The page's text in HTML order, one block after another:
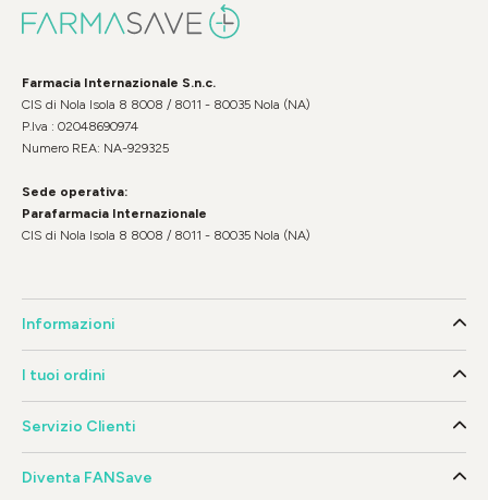
Farmacia Internazionale S.n.c.
CIS di Nola Isola 8 8008 / 8011 - 80035 Nola (NA)
P.Iva : 02048690974
Numero REA: NA-929325
Sede operativa:
Parafarmacia Internazionale
CIS di Nola Isola 8 8008 / 8011 - 80035 Nola (NA)
Informazioni
I tuoi ordini
Servizio Clienti
Diventa FANSave